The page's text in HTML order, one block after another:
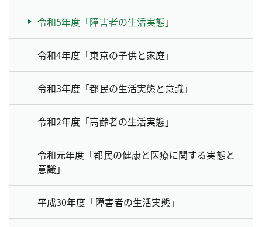
令和5年度「障害者の生活実態」
令和4年度「東京の子供と家庭」
令和3年度「都民の生活実態と意識」
令和2年度「高齢者の生活実態」
令和元年度「都民の健康と医療に関する実態と
意識」
平成30年度「障害者の生活実態」